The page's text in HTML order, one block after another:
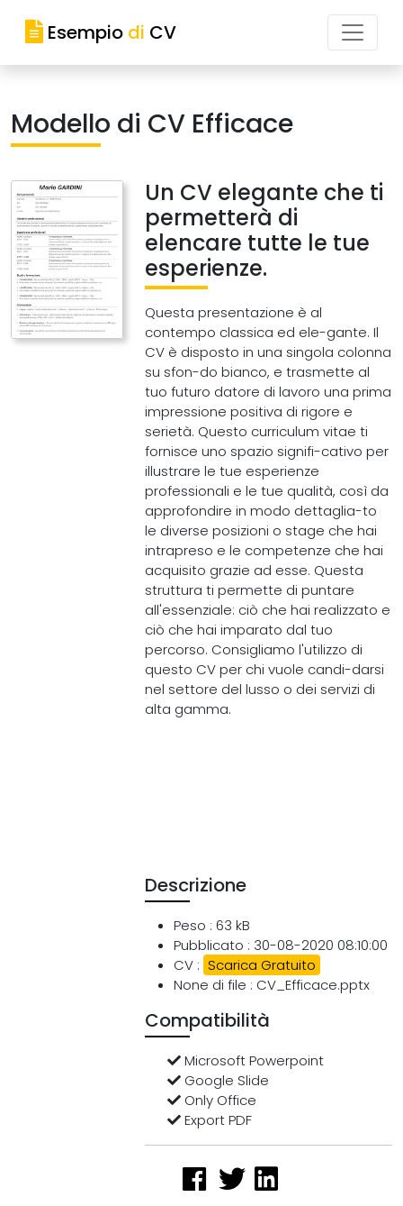
Esempio di CV
Modello di CV Efficace
Un CV elegante che ti
permetterà di
elencare tutte le tue
esperienze.
Questa presentazione è al
contempo classica ed ele-gante. Il
CV è disposto in una singola colonna
su sfon-do bianco, e trasmette al
tuo futuro datore di lavoro una prima
impressione positiva di rigore e
serietà. Questo curriculum vitae ti
fornisce uno spazio signifi-cativo per
illustrare le tue esperienze
professionali e le tue qualità, così da
approfondire in modo dettaglia-to
le diverse posizioni o stage che hai
intrapreso e le competenze che hai
acquisito grazie ad esse. Questa
struttura ti permette di puntare
all'essenziale: ciò che hai realizzato e
ciò che hai imparato dal tuo
percorso. Consigliamo l'utilizzo di
questo CV per chi vuole candi-darsi
nel settore del lusso o dei servizi di
alta gamma.
Descrizione
Peso : 63 kB
Pubblicato : 30-08-2020 08:10:00
CV : Scarica Gratuito
None di file : CV_Efficace.pptx
Compatibilità
Microsoft Powerpoint
Google Slide
Only Office
Export PDF